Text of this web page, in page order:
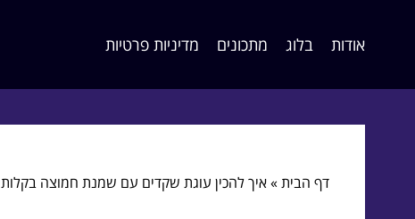
אודות בלוג מתכונים מדיניות פרטיות
דף הבית»איך להכין עוגת שקדים עם שמנת חמוצה בקלות